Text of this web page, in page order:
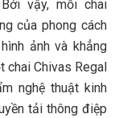
vậy, mỗi chai
của phong cách
ảnh và khẳng
chai Chivas Regal
nghệ thuật kinh
tải thông điệp